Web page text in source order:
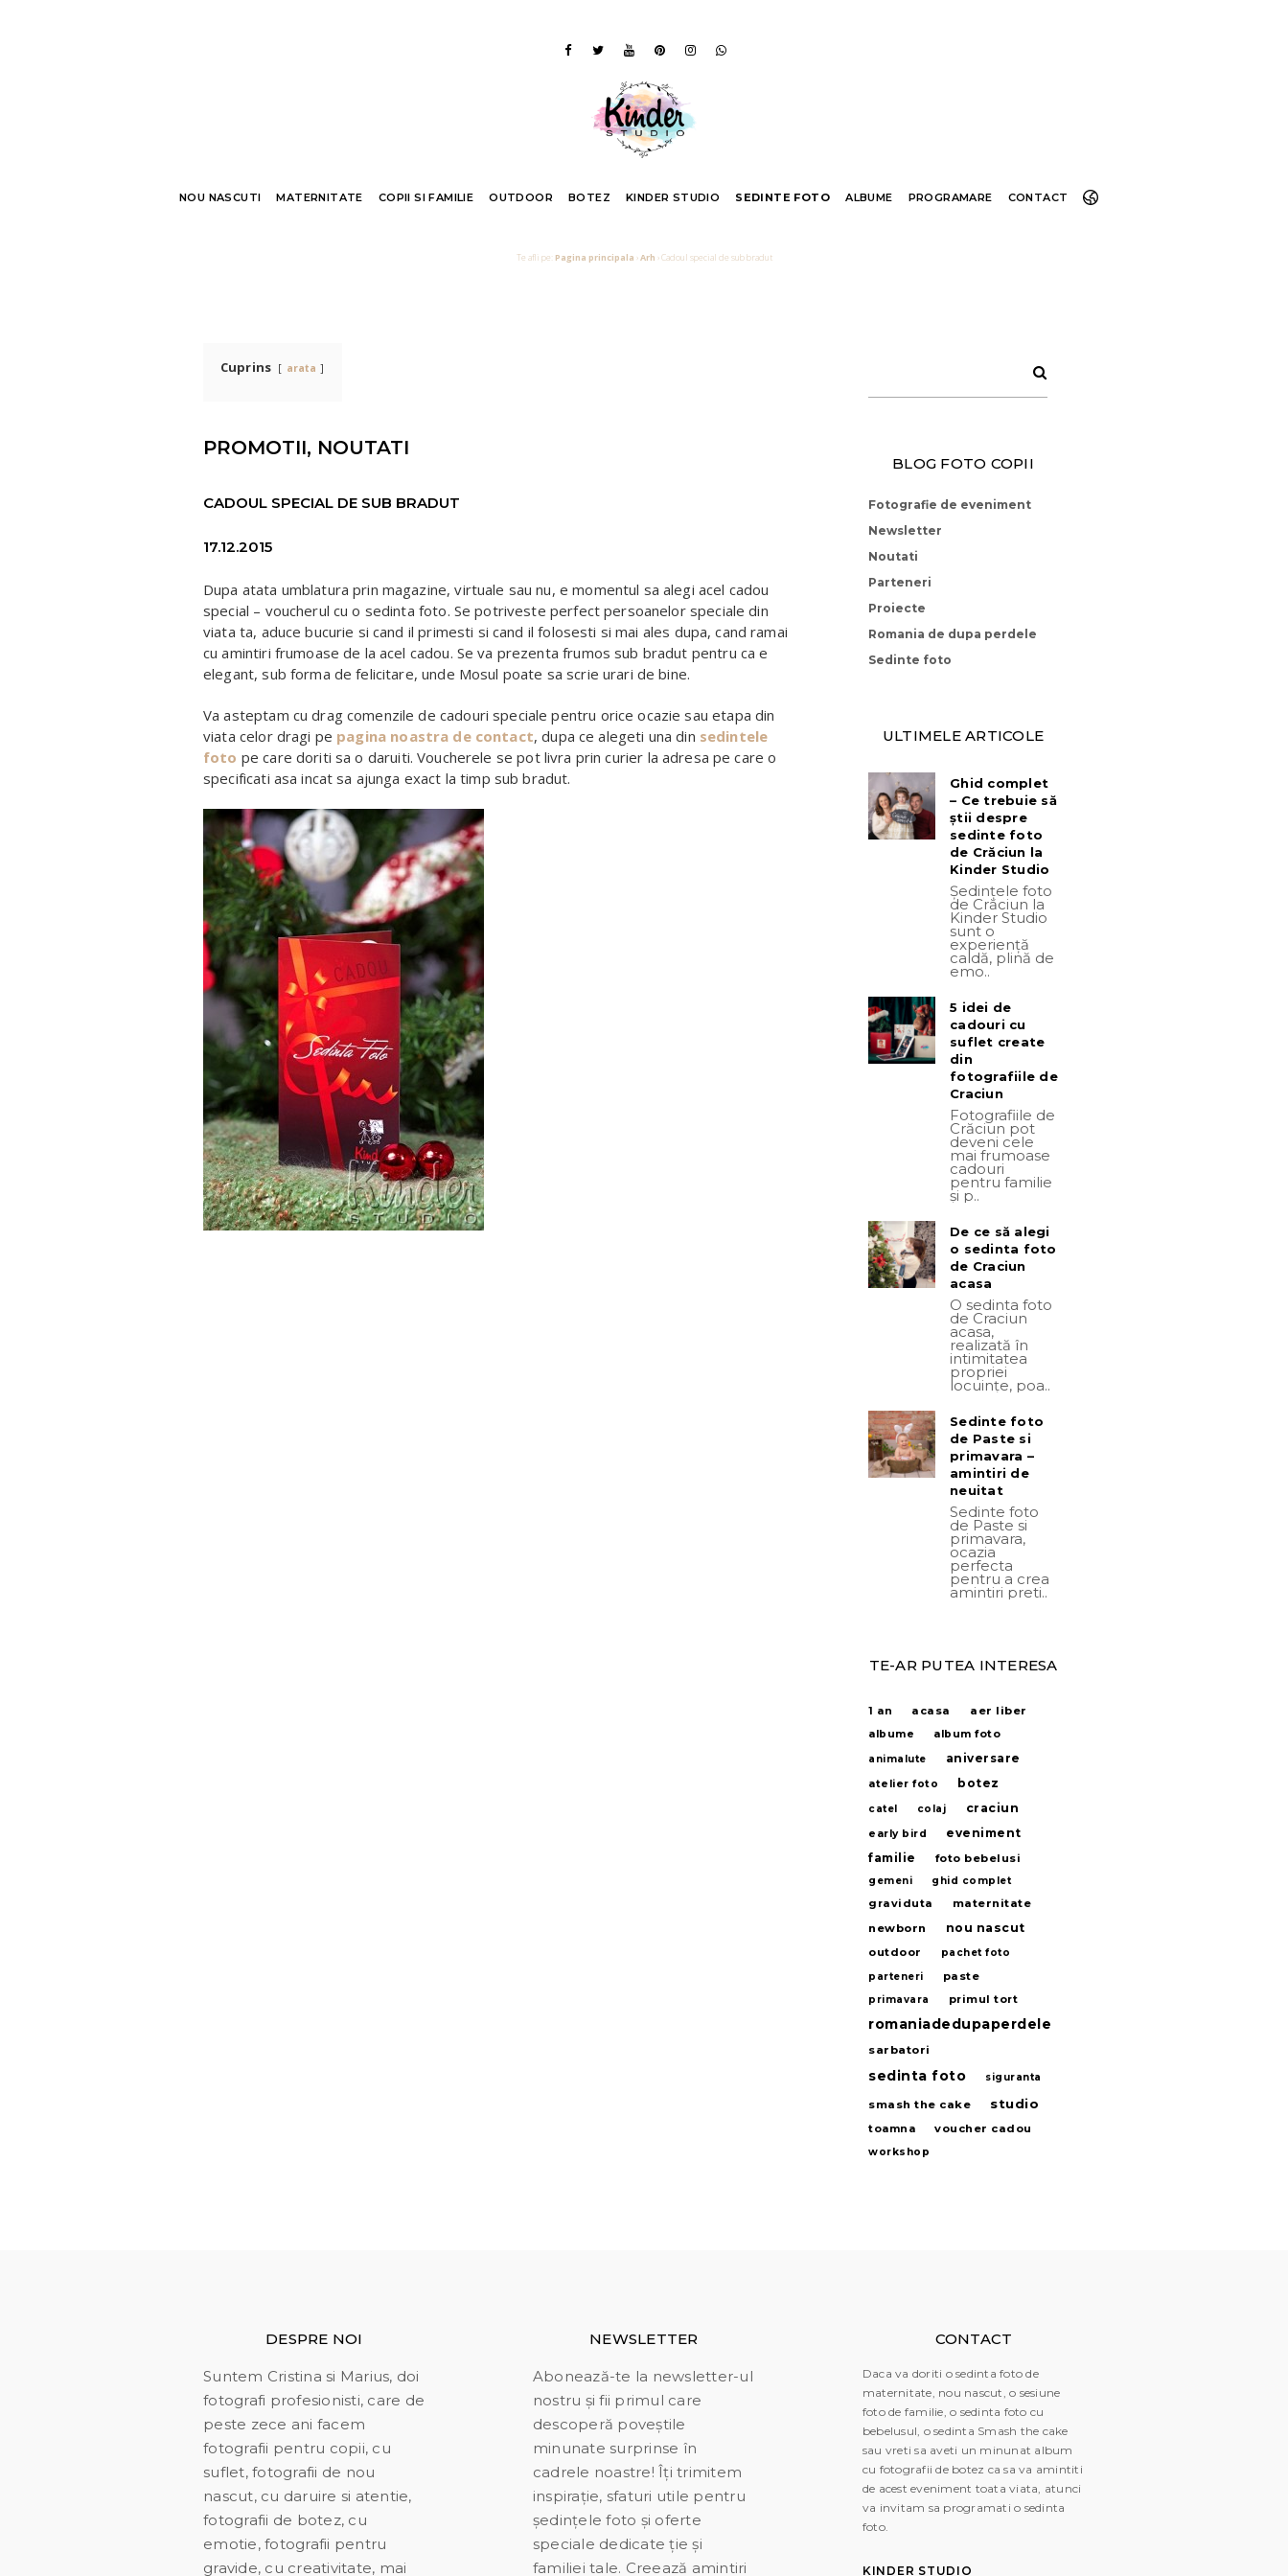
NOU NASCUTI MATERNITATE COPII SI FAMILIE OUTDOOR BOTEZ KINDER STUDIO SEDINTE FOTO ALBUME PROGRAMARE CONTACT
Te afli pe: Pagina principala ›Arh ›Cadoul special de sub bradut
Cuprins arata
PROMOTII, NOUTATI
CADOUL SPECIAL DE SUB BRADUT
17.12.2015
Dupa atata umblatura prin magazine, virtuale sau nu, e momentul sa alegi acel cadou
special – voucherul cu o sedinta foto. Se potriveste perfect persoanelor speciale din
viata ta, aduce bucurie si cand il primesti si cand il folosesti si mai ales dupa, cand ramai
cu amintiri frumoase de la acel cadou. Se va prezenta frumos sub bradut pentru ca e
elegant, sub forma de felicitare, unde Mosul poate sa scrie urari de bine.
Va asteptam cu drag comenzile de cadouri speciale pentru orice ocazie sau etapa din
viata celor dragi pe pagina noastra de contact, dupa ce alegeti una din sedintele
foto pe care doriti sa o daruiti. Voucherele se pot livra prin curier la adresa pe care o
specificati asa incat sa ajunga exact la timp sub bradut.
BLOG FOTO COPII
Fotografie de eveniment
Newsletter
Noutati
Parteneri
Proiecte
Romania de dupa perdele
Sedinte foto
ULTIMELE ARTICOLE
Ghid complet
– Ce trebuie să
știi despre
sedinte foto
de Crăciun la
Kinder Studio
Ședințele foto
de Crăciun la
Kinder Studio
sunt o
experiență
caldă, plină de
emo..
5 idei de
cadouri cu
suflet create
din
fotografiile de
Craciun
Fotografiile de
Crăciun pot
deveni cele
mai frumoase
cadouri
pentru familie
și p..
De ce să alegi
o sedinta foto
de Craciun
acasa
O sedinta foto
de Craciun
acasa,
realizată în
intimitatea
propriei
locuințe, poa..
Sedinte foto
de Paste si
primavara –
amintiri de
neuitat
Sedinte foto
de Paste si
primavara,
ocazia
perfecta
pentru a crea
amintiri preti..
TE-AR PUTEA INTERESA
1 an acasa aer liber
albume
album foto
animalute
aniversare
atelier foto botez
catel colaj craciun
early bird
eveniment
familie
foto bebelusi
gemeni ghid complet
graviduta
maternitate
newborn
nou nascut
outdoor
pachet foto
parteneri
paste
primavara primul tort
romaniadedupaperdele
sarbatori
sedinta foto siguranta
smash the cake studio
toamna voucher cadou
workshop
DESPRE NOI
Suntem Cristina si Marius, doi
fotografi profesionisti, care de
peste zece ani facem
fotografii pentru copii, cu
suflet, fotografii de nou
nascut, cu daruire si atentie,
fotografii de botez, cu
emotie, fotografii pentru
gravide, cu creativitate, mai
NEWSLETTER
Abonează-te la newsletter-ul
nostru și fii primul care
descoperă poveștile
minunate surprinse în
cadrele noastre! Îți trimitem
inspirație, sfaturi utile pentru
ședințele foto și oferte
speciale dedicate ție și
familiei tale. Creează amintiri
CONTACT
Daca va doriti o sedinta foto de
maternitate, nou nascut, o sesiune
foto de familie, o sedinta foto cu
bebelusul, o sedinta Smash the cake
sau vreti sa aveti un minunat album
cu fotografii de botez ca sa va amintiti
de acest eveniment toata viata, atunci
va invitam sa programati o sedinta
foto.
KINDER STUDIO